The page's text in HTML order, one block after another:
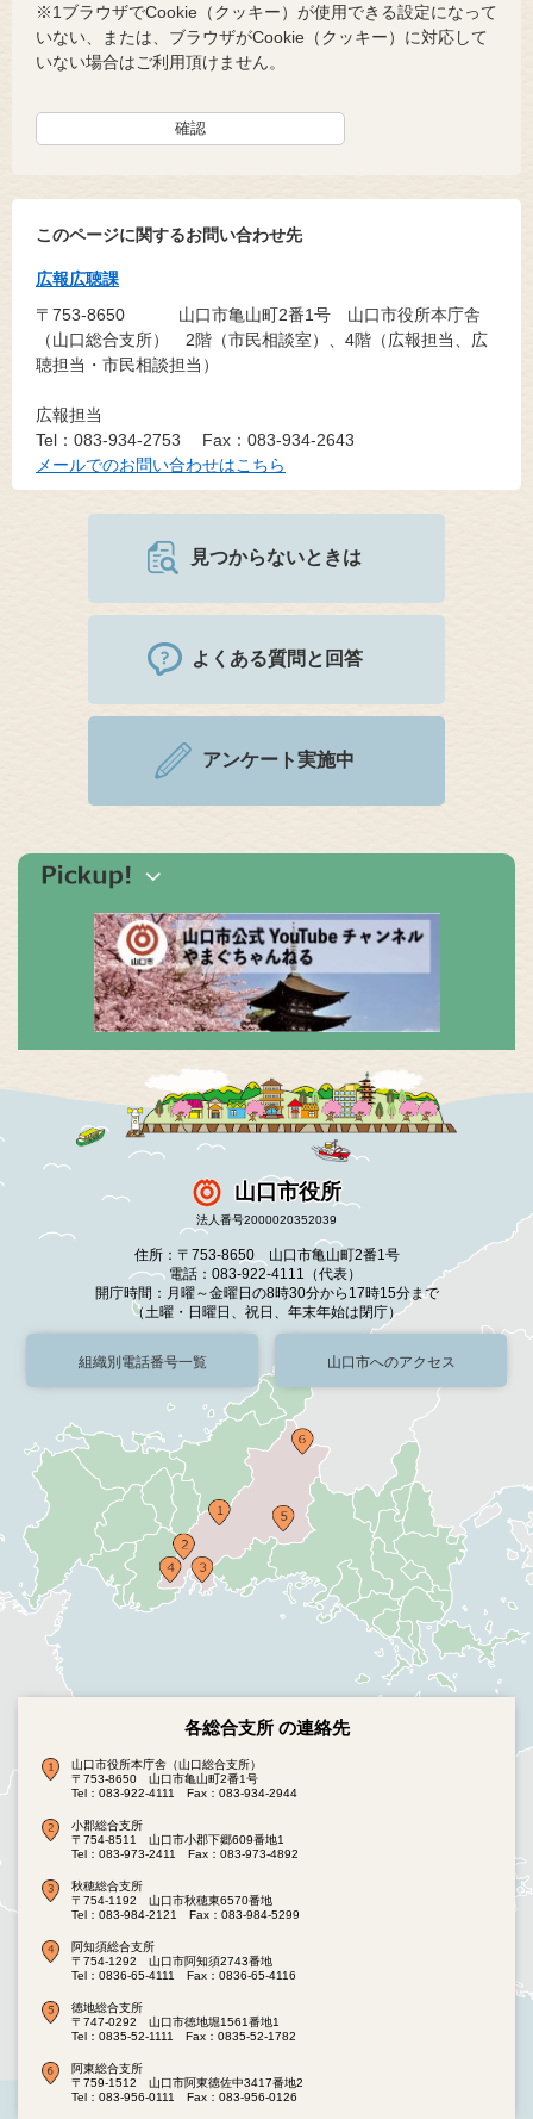
※1ブラウザでCookie（クッキー）が使用できる設定になって
いない、または、ブラウザがCookie（クッキー）に対応して
いない場合はご利用頂けません。
このページに関するお問い合わせ先
広報広聴課
〒753-8650
山口市亀山町2番1号 山口市役所本庁舎
（山口総合支所） 2階（市民相談室）、4階（広報担当、広
聴担当・市民相談担当）
広報担当
Tel：083-934-2753
Fax：083-934-2643
メールでのお問い合わせはこちら
見つからないときは
よくある質問と回答
アンケート実施中
山口市役所
法人番号2000020352039
住所：〒753-8650 山口市亀山町2番1号
電話：083-922-4111（代表）
開庁時間：月曜～金曜日の8時30分から17時15分まで
（土曜・日曜日、祝日、年末年始は閉庁）
組織別電話番号一覧 山口市へのアクセス
各総合支所 の連絡先
山口市役所本庁舎（山口総合支所）
〒753-8650 山口市亀山町2番1号
Tel：083-922-4111
Fax：083-934-2944
小郡総合支所
〒754-8511 山口市小郡下郷609番地1
Tel：083-973-2411
Fax：083-973-4892
秋穂総合支所
〒754-1192 山口市秋穂東6570番地
Tel：083-984-2121
Fax：083-984-5299
阿知須総合支所
〒754-1292 山口市阿知須2743番地
Tel：0836-65-4111
Fax：0836-65-4116
徳地総合支所
〒747-0292 山口市徳地堀1561番地1
Tel：0835-52-1111
Fax：0835-52-1782
阿東総合支所
〒759-1512 山口市阿東徳佐中3417番地2
Tel：083-956-0111
Fax：083-956-0126